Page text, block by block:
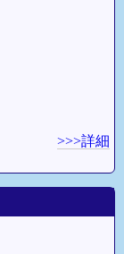
>>>詳細